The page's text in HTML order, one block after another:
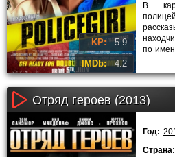
KP: 5.9
IMDb: 4.2
В
по
на
Отряд героев (2013)
Год:
Страна: